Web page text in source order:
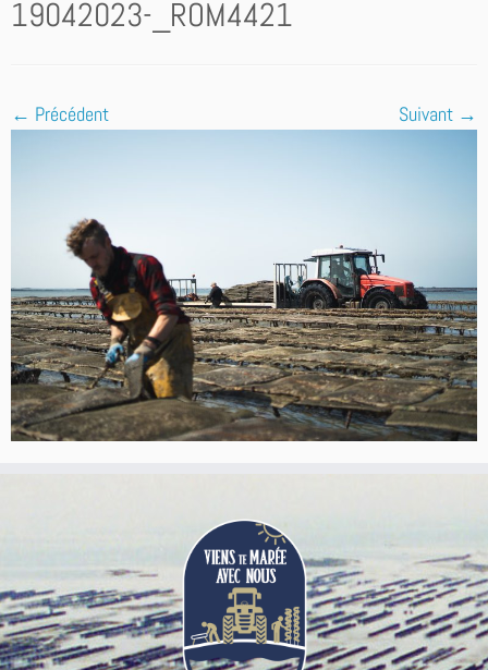
19042023-_ROM4421
← Précédent Suivant →